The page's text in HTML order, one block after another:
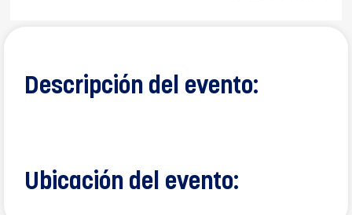
Descripción del evento:
Ubicación del evento: